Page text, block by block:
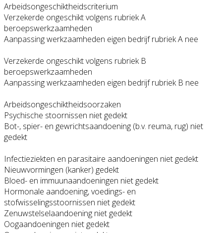
Arbeidsongeschiktheidscriterium
Verzekerde ongeschikt volgens rubriek A
beroepswerkzaamheden
Aanpassing werkzaamheden eigen bedrijf rubriek A nee
Verzekerde ongeschikt volgens rubriek B
beroepswerkzaamheden
Aanpassing werkzaamheden eigen bedrijf rubriek B nee
Arbeidsongeschiktheidsoorzaken
Psychische stoornissen niet gedekt
Bot-, spier- en gewrichtsaandoening (b.v. reuma, rug) niet
gedekt
Infectieziekten en parasitaire aandoeningen niet gedekt
Nieuwvormingen (kanker) gedekt
Bloed- en immuunaandoeningen niet gedekt
Hormonale aandoening, voedings- en
stofwisselingsstoornissen niet gedekt
Zenuwstelselaandoening niet gedekt
Oogaandoeningen niet gedekt